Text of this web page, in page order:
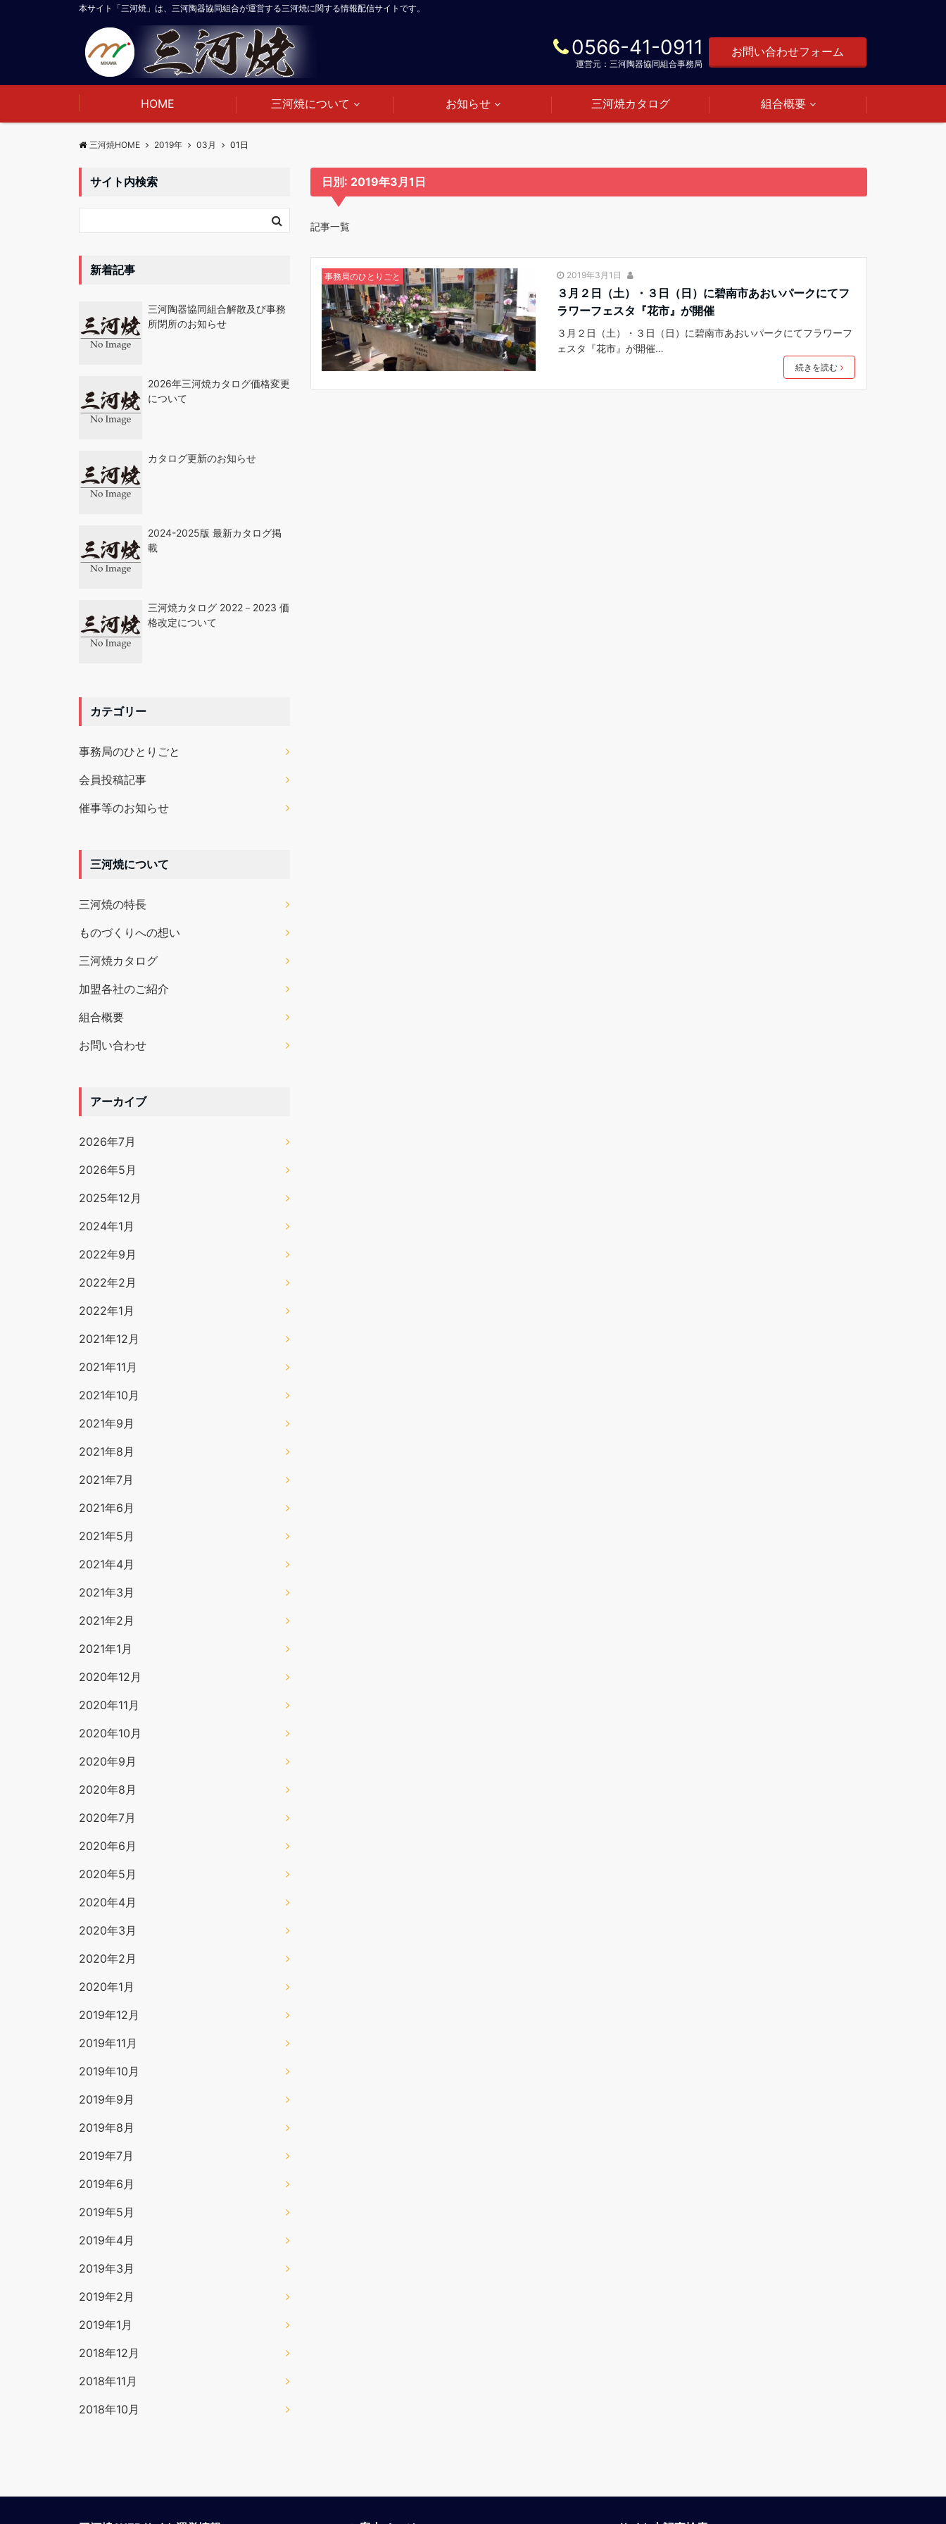
本サイト「三河焼」は、三河陶器協同組合が運営する三河焼に関する情報配信サイトです。
0566-41-0911
運営元：三河陶器協同組合事務局
お問い合わせフォーム
HOME 三河焼について お知らせ 三河焼カタログ 組合概要
三河焼HOME 2019年 03月 01日
日別: 2019年3月1日
記事一覧
事務局のひとりごと 2019年3月1日
３月２日（土）・３日（日）に碧南市あおいパークにてフ
ラワーフェスタ『花市』が開催
３月２日（土）・３日（日）に碧南市あおいパークにてフラワーフ
ェスタ『花市』が開催…
続きを読む
サイト内検索
新着記事
三河陶器協同組合解散及び事務
所閉所のお知らせ
2026年三河焼カタログ価格変更
について
カタログ更新のお知らせ
2024-2025版 最新カタログ掲
載
三河焼カタログ 2022－2023 価
格改定について
カテゴリー
事務局のひとりごと
会員投稿記事
催事等のお知らせ
三河焼について
三河焼の特長
ものづくりへの想い
三河焼カタログ
加盟各社のご紹介
組合概要
お問い合わせ
アーカイブ
2026年7月
2026年5月
2025年12月
2024年1月
2022年9月
2022年2月
2022年1月
2021年12月
2021年11月
2021年10月
2021年9月
2021年8月
2021年7月
2021年6月
2021年5月
2021年4月
2021年3月
2021年2月
2021年1月
2020年12月
2020年11月
2020年10月
2020年9月
2020年8月
2020年7月
2020年6月
2020年5月
2020年4月
2020年3月
2020年2月
2020年1月
2019年12月
2019年11月
2019年10月
2019年9月
2019年8月
2019年7月
2019年6月
2019年5月
2019年4月
2019年3月
2019年2月
2019年1月
2018年12月
2018年11月
2018年10月